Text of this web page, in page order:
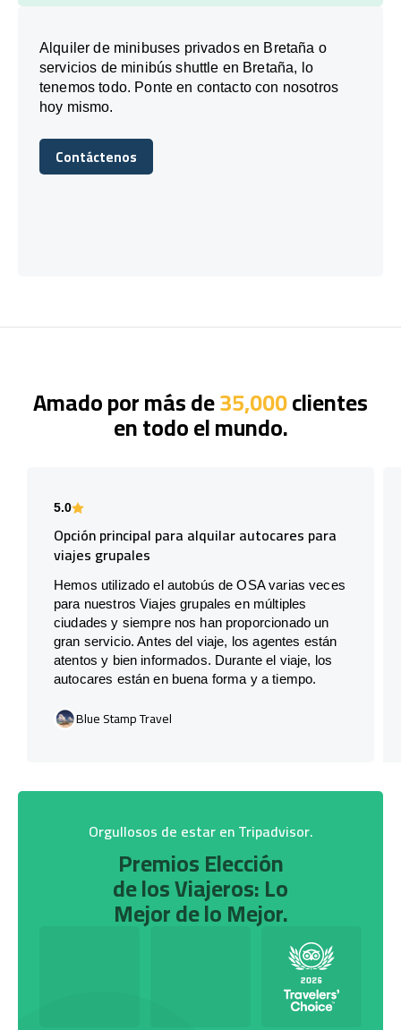
Alquiler de minibuses privados en Bretaña o
servicios de minibús shuttle en Bretaña, lo
tenemos todo. Ponte en contacto con nosotros
hoy mismo.
Contáctenos
Contáctenos
Amado por más de35,000clientes
en todo el mundo.
5.0
Opción principal para alquilar autocares para
viajes grupales
Hemos utilizado el autobús de OSA varias veces
para nuestros Viajes grupales en múltiples
ciudades y siempre nos han proporcionado un
gran servicio. Antes del viaje, los agentes están
atentos y bien informados. Durante el viaje, los
autocares están en buena forma y a tiempo.
Blue Stamp Travel
Orgullosos de estar en Tripadvisor.
Premios Elección
de los Viajeros: Lo
Mejor de lo Mejor.